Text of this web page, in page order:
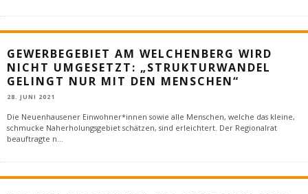
GEWERBEGEBIET AM WELCHENBERG WIRD
NICHT UMGESETZT: „STRUKTURWANDEL
GELINGT NUR MIT DEN MENSCHEN“
28. JUNI 2021
Die Neuenhausener Einwohner*innen sowie alle Menschen, welche das kleine,
schmucke Naherholungsgebiet schätzen, sind erleichtert. Der Regionalrat
beauftragte n